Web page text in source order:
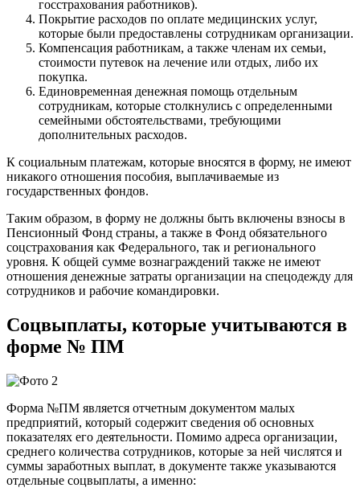
госстрахования работников).
Покрытие расходов по оплате медицинских услуг,
которые были предоставлены сотрудникам организации.
Компенсация работникам, а также членам их семьи,
стоимости путевок на лечение или отдых, либо их
покупка.
Единовременная денежная помощь отдельным
сотрудникам, которые столкнулись с определенными
семейными обстоятельствами, требующими
дополнительных расходов.
К социальным платежам, которые вносятся в форму, не имеют
никакого отношения пособия, выплачиваемые из
государственных фондов.
Таким образом, в форму не должны быть включены взносы в
Пенсионный Фонд страны, а также в Фонд обязательного
соцстрахования как Федерального, так и регионального
уровня. К общей сумме вознаграждений также не имеют
отношения денежные затраты организации на спецодежду для
сотрудников и рабочие командировки.
Соцвыплаты, которые учитываются в
форме № ПМ
Форма №ПМ является отчетным документом малых
предприятий, который содержит сведения об основных
показателях его деятельности. Помимо адреса организации,
среднего количества сотрудников, которые за ней числятся и
суммы заработных выплат, в документе также указываются
отдельные соцвыплаты, а именно: